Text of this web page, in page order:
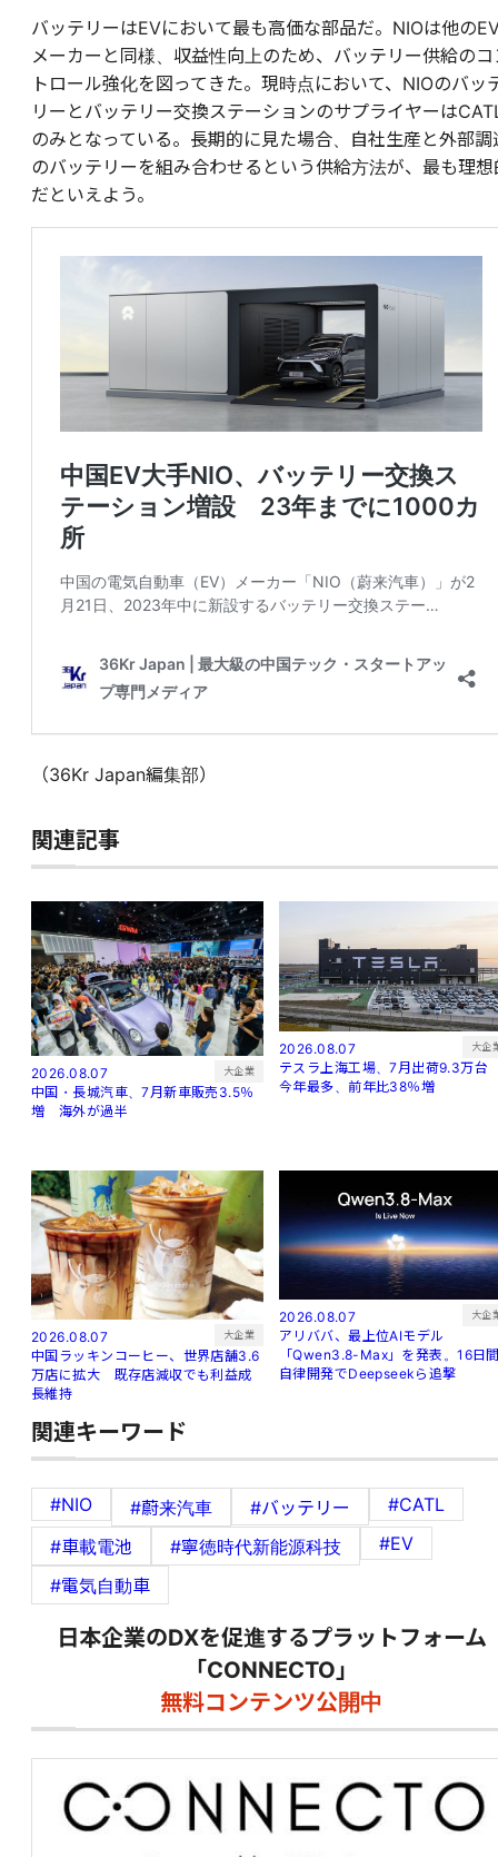
バッテリーはEVにおいて最も高価な部品だ。NIOは他の
メーカーと同様、収益性向上のため、バッテリー供給のコ
トロール強化を図ってきた。現時点において、NIOのバッ
リーとバッテリー交換ステーションのサプライヤーは
のみとなっている。長期的に見た場合、自社生産と外部調
のバッテリーを組み合わせるという供給方法が、最も理想
だといえよう。
（36Kr Japan編集部）
関連記事
2026.08.07 大企業
中国・長城汽車、7月新車販売3.5％
増 海外が過半
2026.08.07 大企
テスラ上海工場、7月出荷9.3万
今年最多、前年比38％増
2026.08.07 大企業
中国ラッキンコーヒー、世界店舗3.6
万店に拡大 既存店減収でも利益成
長維持
2026.08.07 大企
アリババ、最上位AIモデル
「Qwen3.8-Max」を発表。16日
自律開発でDeepseekら追撃
関連キーワード
#NIO #蔚来汽車 #バッテリー
#CATL
#車載電池
#寧徳時代新能源科技
#EV
#電気自動車
日本企業のDXを促進するプラットフォーム
「CONNECTO」
無料コンテンツ公開中